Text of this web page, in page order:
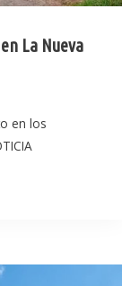
La Nueva
en los